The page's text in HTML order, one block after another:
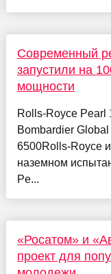
Современный
запустили на
мощности
Rolls-Royce Pearl
Bombardier
6500Rolls-Royce
наземном
Pe...
«Росатом» и
проект для